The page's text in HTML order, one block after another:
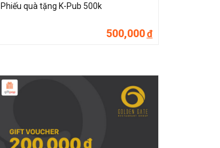
Phiếu quà tặng K-Pub 500k
500,000đ